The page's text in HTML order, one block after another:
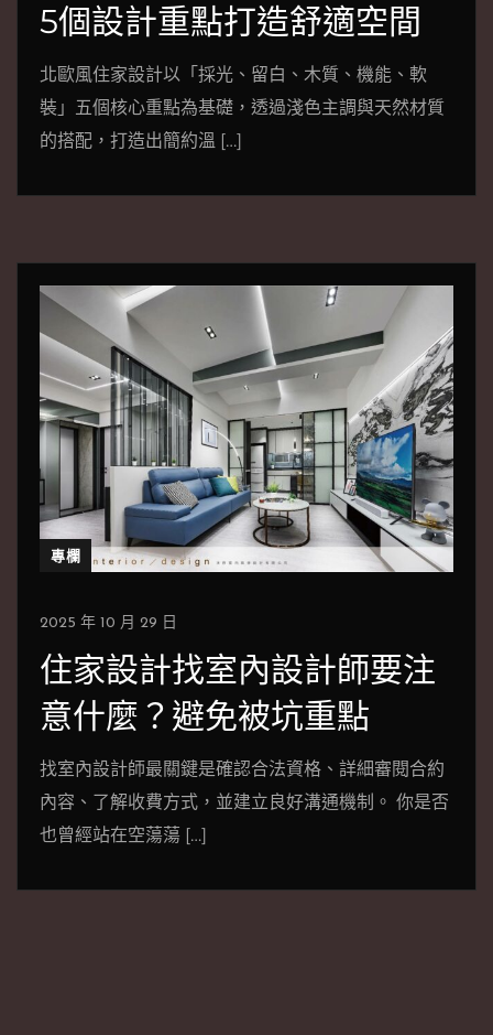
5個設計重點打造舒適空間
北歐風住家設計以「採光、留白、木質、機能、軟
裝」五個核心重點為基礎，透過淺色主調與天然材質
的搭配，打造出簡約溫 […]
專欄
2025 年 10 月 29 日
住家設計找室內設計師要注
意什麼？避免被坑重點
找室內設計師最關鍵是確認合法資格、詳細審閱合約
內容、了解收費方式，並建立良好溝通機制。 你是否
也曾經站在空蕩蕩 […]